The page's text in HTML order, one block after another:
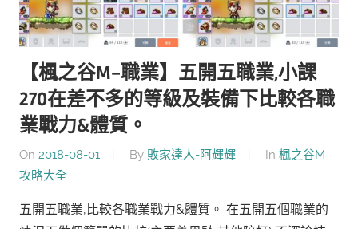
【楓之谷M-職業】五開五職業,小課
270在差不多的等級及裝備下比較各職
業戰力&體質。
On 2018-08-01 By 敗家達人-阿輝輝 In 楓之谷M
攻略大全
五開五職業,比較各職業戰力&體質。 在五開五個職業的